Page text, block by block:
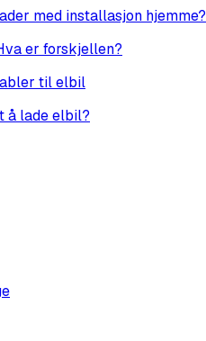
med installasjon hjemme?
er forskjellen?
til elbil
å lade elbil?